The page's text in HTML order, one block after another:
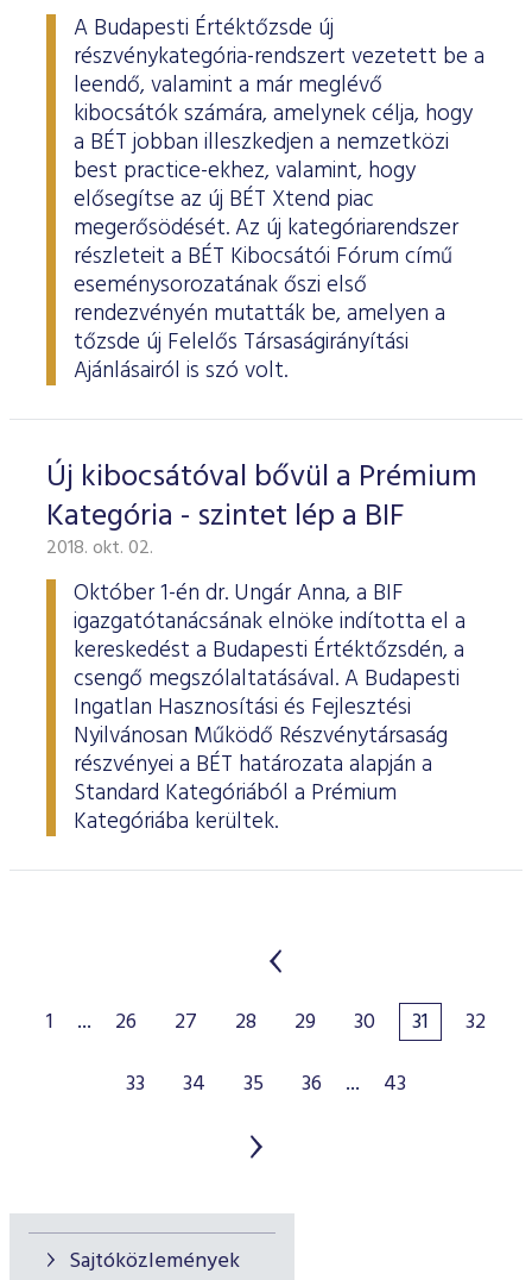
Sajtóközlemények
A Budapesti Értéktőzsde új
részvénykategória-rendszert vezetett be a
leendő, valamint a már meglévő
kibocsátók számára, amelynek célja, hogy
a BÉT jobban illeszkedjen a nemzetközi
best practice-ekhez, valamint, hogy
elősegítse az új BÉT Xtend piac
megerősödését. Az új kategóriarendszer
részleteit a BÉT Kibocsátói Fórum című
eseménysorozatának őszi első
rendezvényén mutatták be, amelyen a
tőzsde új Felelős Társaságirányítási
Ajánlásairól is szó volt.
Új kibocsátóval bővül a Prémium
Kategória - szintet lép a BIF
2018. okt. 02.
Október 1-én dr. Ungár Anna, a BIF
igazgatótanácsának elnöke indította el a
kereskedést a Budapesti Értéktőzsdén, a
csengő megszólaltatásával. A Budapesti
Ingatlan Hasznosítási és Fejlesztési
Nyilvánosan Működő Részvénytársaság
részvényei a BÉT határozata alapján a
Standard Kategóriából a Prémium
Kategóriába kerültek.
1 ... 26 27 28 29 30 31
32
33
34 35 36 ... 43